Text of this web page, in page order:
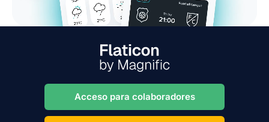
Acceso para colaboradores